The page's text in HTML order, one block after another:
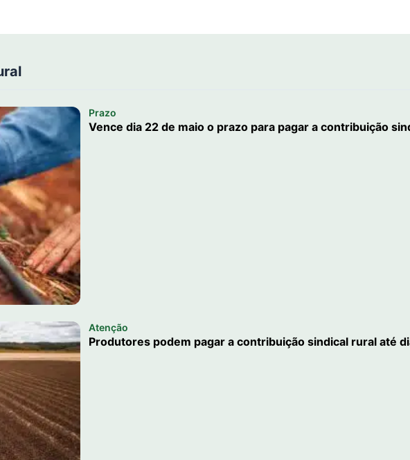
Prazo
Vence dia 22 de maio o prazo para pagar a contribuição
Atenção
Produtores podem pagar a contribuição sindical rural até